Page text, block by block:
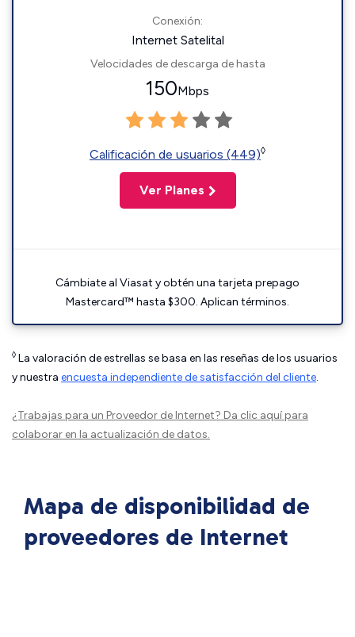
Conexión:
Internet Satelital
Velocidades de descarga de hasta
150Mbps
Calificación de usuarios (449)◊
Ver Planes
Cámbiate al Viasat y obtén una tarjeta prepago
Mastercard™ hasta $300. Aplican términos.
◊ La valoración de estrellas se basa en las reseñas de los usuarios
y nuestra encuesta independiente de satisfacción del cliente.
¿Trabajas para un Proveedor de Internet? Da clic aquípara
colaborar en la actualización de datos.
Mapa de disponibilidad de
proveedores de Internet